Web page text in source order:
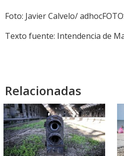
Foto: Javier Calvelo/
Texto fuente: Intendencia de
Relacionadas